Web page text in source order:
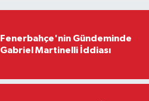
Fenerbahçe'nin Gündeminde
Gabriel Martinelli İddiası